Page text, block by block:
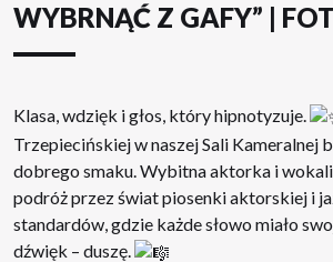
WYBRNĄĆ Z GAFY” |
Klasa, wdzięk i głos, który hipnotyzuje.
Trzepiecińskiej w naszej Sali Kameralnej
dobrego smaku. Wybitna aktorka i
podróż przez świat piosenki aktorskiej i
standardów, gdzie każde słowo miało
dźwięk – duszę.